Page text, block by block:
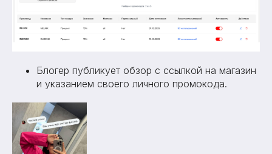
Блогер публикует обзор с ссылкой на магазин
и указанием своего личного промокода.